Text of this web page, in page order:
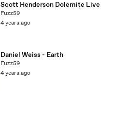
Scott Henderson Dolemite Live
Fuzz59
4 years ago
Daniel Weiss - Earth
Fuzz59
4 years ago